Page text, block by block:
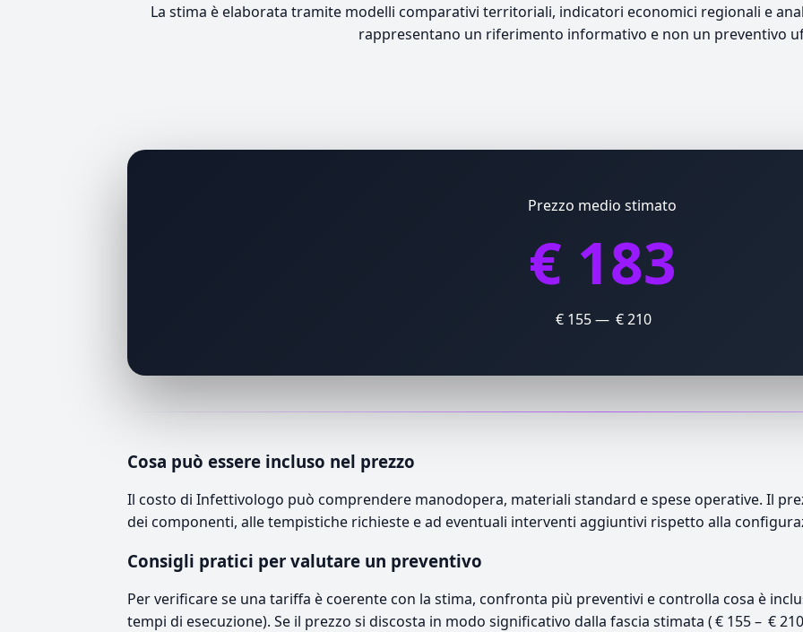
La stima è elaborata tramite modelli comparativi territoriali, indicatori economici regionali e
rappresentano un riferimento informativo e non un preventivo
Prezzo medio stimato
€ 183
€ 155 — € 210
Cosa può essere incluso nel prezzo
Il costo di Infettivologo può comprendere manodopera, materiali standard e spese operative. Il
dei componenti, alle tempistiche richieste e ad eventuali interventi aggiuntivi rispetto alla
Consigli pratici per valutare un preventivo
Per verificare se una tariffa è coerente con la stima, confronta più preventivi e controlla cosa è
tempi di esecuzione). Se il prezzo si discosta in modo significativo dalla fascia stimata ( € 155 – €